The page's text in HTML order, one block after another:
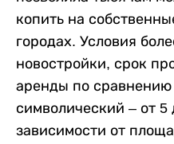
копить на
городах. Условия
новостройки, срок
аренды по
символический – от 5
зависимости от